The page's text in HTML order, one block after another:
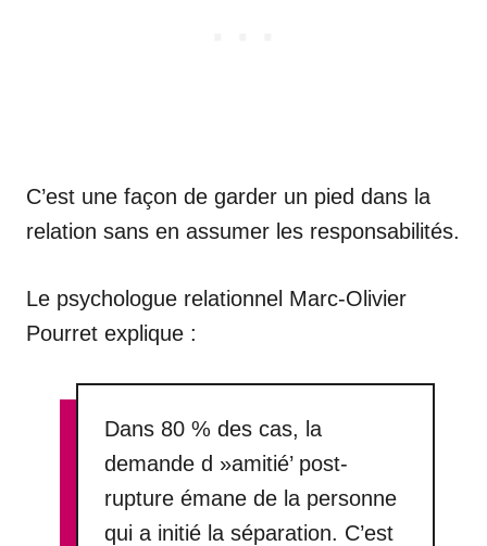
C’est une façon de garder un pied dans la
relation sans en assumer les responsabilités.
Le psychologue relationnel Marc-Olivier
Pourret explique :
Dans 80 % des cas, la
demande d »amitié’ post-
rupture émane de la personne
qui a initié la séparation. C’est